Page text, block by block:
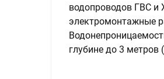
водопроводов ГВС и
электромонтажные
глубине до 3